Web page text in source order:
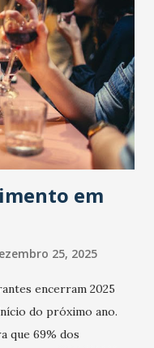
em
25, 2025
encerram 2025
do próximo ano.
que 69% dos